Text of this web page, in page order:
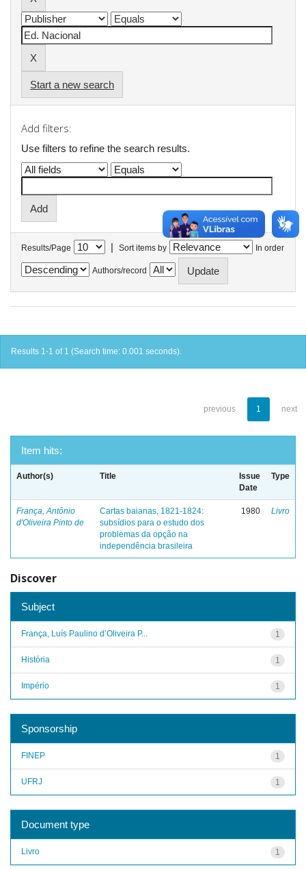
Start a new search
Add filters:
Use filters to refine the search results.
Results/Page | Sort items by In order
Authors/record
Results 1-1 of 1 (Search time: 0.001 seconds).
previous 1 next
Item hits:
Author(s) Title
Issue
Date
Type
França, Antônio
d'Oliveira Pinto de
Cartas baianas, 1821-1824:
subsídios para o estudo dos
problemas da opção na
independência brasileira
1980 Livro
Discover
Subject
1
França, Luís Paulino d’Oliveira P...
1
História
1
Império
Sponsorship
1
FINEP
1
UFRJ
Document type
1
Livro